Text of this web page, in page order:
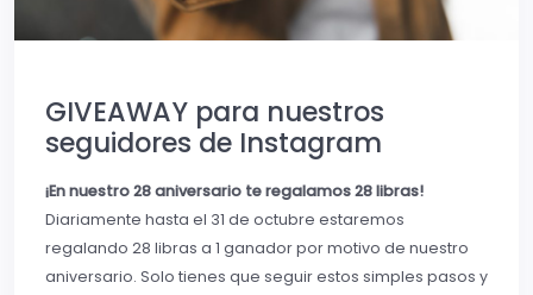
GIVEAWAY para nuestros
seguidores de Instagram
¡En nuestro 28 aniversario te regalamos 28 libras!
Diariamente hasta el 31 de octubre estaremos
regalando 28 libras a 1 ganador por motivo de nuestro
aniversario. Solo tienes que seguir estos simples pasos y